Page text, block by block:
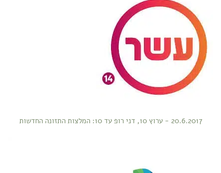
20.6.2017 - ערוץ 10, דני רופ עד 10: המלצות התזונה החדשות